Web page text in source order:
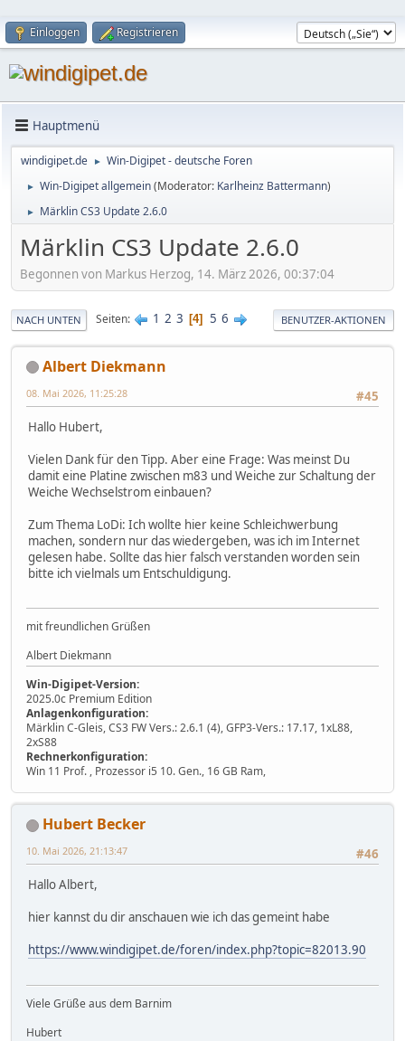
Einloggen Registrieren
Hauptmenü
windigipet.de ► Win-Digipet - deutsche Foren
► Win-Digipet allgemein(Moderator: Karlheinz Battermann)
► Märklin CS3 Update 2.6.0
Märklin CS3 Update 2.6.0
Begonnen von Markus Herzog, 14. März 2026, 00:37:04
NACH UNTEN Seiten 1 2 3 4 5 6 BENUTZER-AKTIONEN
Albert Diekmann
#45
08. Mai 2026, 11:25:28
Hallo Hubert,
Vielen Dank für den Tipp. Aber eine Frage: Was meinst Du
damit eine Platine zwischen m83 und Weiche zur Schaltung der
Weiche Wechselstrom einbauen?
Zum Thema LoDi: Ich wollte hier keine Schleichwerbung
machen, sondern nur das wiedergeben, was ich im Internet
gelesen habe. Sollte das hier falsch verstanden worden sein
bitte ich vielmals um Entschuldigung.
mit freundlichen Grüßen
Albert Diekmann
Win-Digipet-Version:
2025.0c Premium Edition
Anlagenkonfiguration:
Märklin C-Gleis, CS3 FW Vers.: 2.6.1 (4), GFP3-Vers.: 17.17, 1xL88,
2xS88
Rechnerkonfiguration:
Win 11 Prof. , Prozessor i5 10. Gen., 16 GB Ram,
Hubert Becker
#46
10. Mai 2026, 21:13:47
Hallo Albert,
hier kannst du dir anschauen wie ich das gemeint habe
https://www.windigipet.de/foren/index.php?topic=82013.90
Viele Grüße aus dem Barnim
Hubert